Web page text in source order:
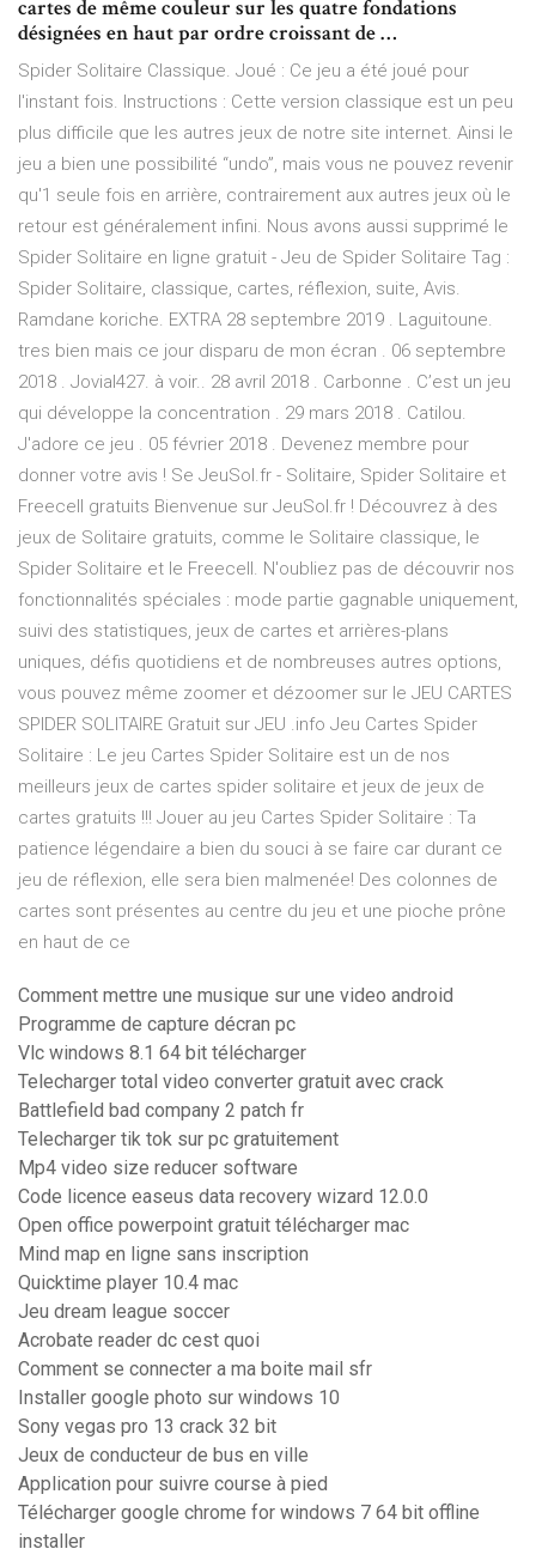
cartes de même couleur sur les quatre fondations
désignées en haut par ordre croissant de …
Spider Solitaire Classique. Joué : Ce jeu a été joué pour
l'instant fois. Instructions : Cette version classique est un peu
plus difficile que les autres jeux de notre site internet. Ainsi le
jeu a bien une possibilité “undo”, mais vous ne pouvez revenir
qu'1 seule fois en arrière, contrairement aux autres jeux où le
retour est généralement infini. Nous avons aussi supprimé le
Spider Solitaire en ligne gratuit - Jeu de Spider Solitaire Tag :
Spider Solitaire, classique, cartes, réflexion, suite, Avis.
Ramdane koriche. EXTRA 28 septembre 2019 . Laguitoune.
tres bien mais ce jour disparu de mon écran . 06 septembre
2018 . Jovial427. à voir.. 28 avril 2018 . Carbonne . C’est un jeu
qui développe la concentration . 29 mars 2018 . Catilou.
J'adore ce jeu . 05 février 2018 . Devenez membre pour
donner votre avis ! Se JeuSol.fr - Solitaire, Spider Solitaire et
Freecell gratuits Bienvenue sur JeuSol.fr ! Découvrez à des
jeux de Solitaire gratuits, comme le Solitaire classique, le
Spider Solitaire et le Freecell. N'oubliez pas de découvrir nos
fonctionnalités spéciales : mode partie gagnable uniquement,
suivi des statistiques, jeux de cartes et arrières-plans
uniques, défis quotidiens et de nombreuses autres options,
vous pouvez même zoomer et dézoomer sur le JEU CARTES
SPIDER SOLITAIRE Gratuit sur JEU .info Jeu Cartes Spider
Solitaire : Le jeu Cartes Spider Solitaire est un de nos
meilleurs jeux de cartes spider solitaire et jeux de jeux de
cartes gratuits !!! Jouer au jeu Cartes Spider Solitaire : Ta
patience légendaire a bien du souci à se faire car durant ce
jeu de réflexion, elle sera bien malmenée! Des colonnes de
cartes sont présentes au centre du jeu et une pioche prône
en haut de ce
Comment mettre une musique sur une video android
Programme de capture décran pc
Vlc windows 8.1 64 bit télécharger
Telecharger total video converter gratuit avec crack
Battlefield bad company 2 patch fr
Telecharger tik tok sur pc gratuitement
Mp4 video size reducer software
Code licence easeus data recovery wizard 12.0.0
Open office powerpoint gratuit télécharger mac
Mind map en ligne sans inscription
Quicktime player 10.4 mac
Jeu dream league soccer
Acrobate reader dc cest quoi
Comment se connecter a ma boite mail sfr
Installer google photo sur windows 10
Sony vegas pro 13 crack 32 bit
Jeux de conducteur de bus en ville
Application pour suivre course à pied
Télécharger google chrome for windows 7 64 bit offline
installer